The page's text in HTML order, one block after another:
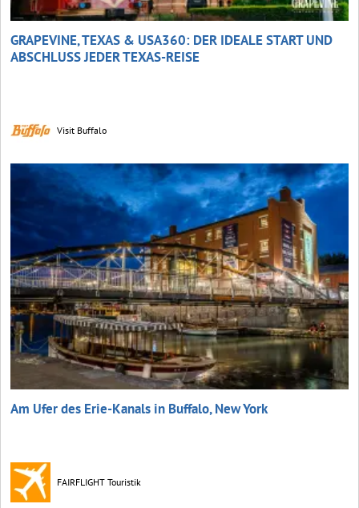
GRAPEVINE, TEXAS & USA360: DER IDEALE START UND
ABSCHLUSS JEDER TEXAS-REISE
Visit Buffalo
Am Ufer des Erie-Kanals in Buffalo, New York
FAIRFLIGHT Touristik